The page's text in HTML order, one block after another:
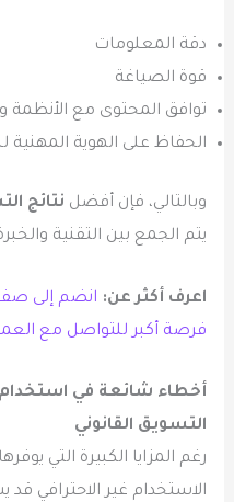
دقة المعلومات
قوة الصياغة
توافق المحتوى مع الأنظمة
الحفاظ على الهوية المهنية
وبالتالي، فإن أفضل نتائج
يتم الجمع بين التقنية
اعرف أكثر عن: انضم إلى
فرصة أكبر للتواصل مع
أخطاء شائعة في استخدام
التسويق القانوني
رغم المزايا الكبيرة التي
الاستخدام غير الاحترافي